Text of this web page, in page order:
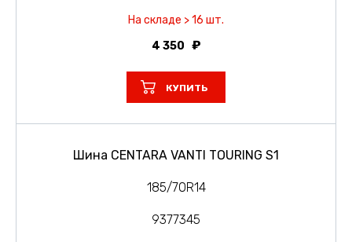
На складе > 16 шт.
4 350
КУПИТЬ
Шина CENTARA VANTI TOURING S1
185/70R14
9377345